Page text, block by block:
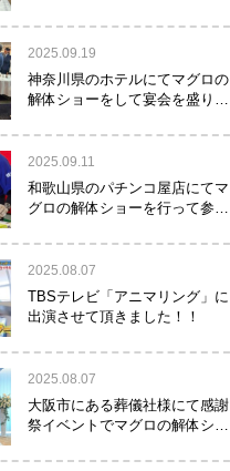
しました。
2025.09.19
神奈川県のホテルにてマグロの
解体ショーをして宴会を盛り上
た。
2025.09.11
和歌山県のパチンコ屋店にてマ
グロの解体ショーを行って参り
2025.08.07
TBSテレビ「アニマリング」に
出演させて頂きました！！
2025.08.07
大阪市にある葬儀社様にて感謝
祭イベントでマグロの解体ショ